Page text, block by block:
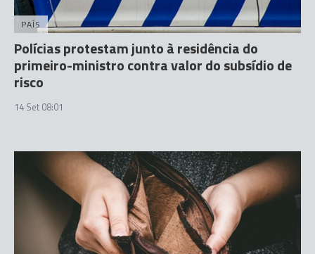
PAÍS
Polícias protestam junto à residência do
primeiro-ministro contra valor do subsídio de
risco
14 Set 08:01